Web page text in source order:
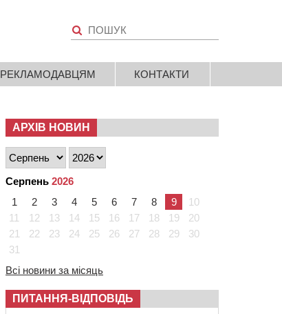
РЕКЛАМОДАВЦЯМ КОНТАКТИ
АРХІВ НОВИН
Серпень 2026
1
2 3 4 5 6 7 8 9
10
11
12 13 14 15 16 17 18 19
20
21
22 23 24 25 26 27 28 29
30
31
Всі новини за місяць
ПИТАННЯ-ВІДПОВІДЬ